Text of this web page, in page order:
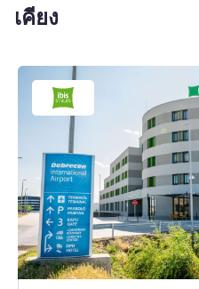
เคียง